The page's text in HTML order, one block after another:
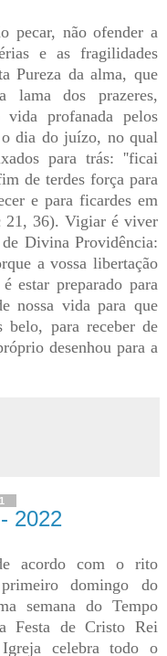
pecar, não ofender a
e as fragilidades
Pureza da alma, que
dos prazeres,
profanada pelos
dia do juízo, no qual
para trás: ''ficai
de terdes força para
e para ficardes em
21, 36). Vigiar é viver
Divina Providência:
a vossa libertação
estar preparado para
nossa vida para que
belo, para receber de
desenhou para a
2022
acordo com o rito
domingo do
semana do Tempo
Festa de Cristo Rei
celebra todo o